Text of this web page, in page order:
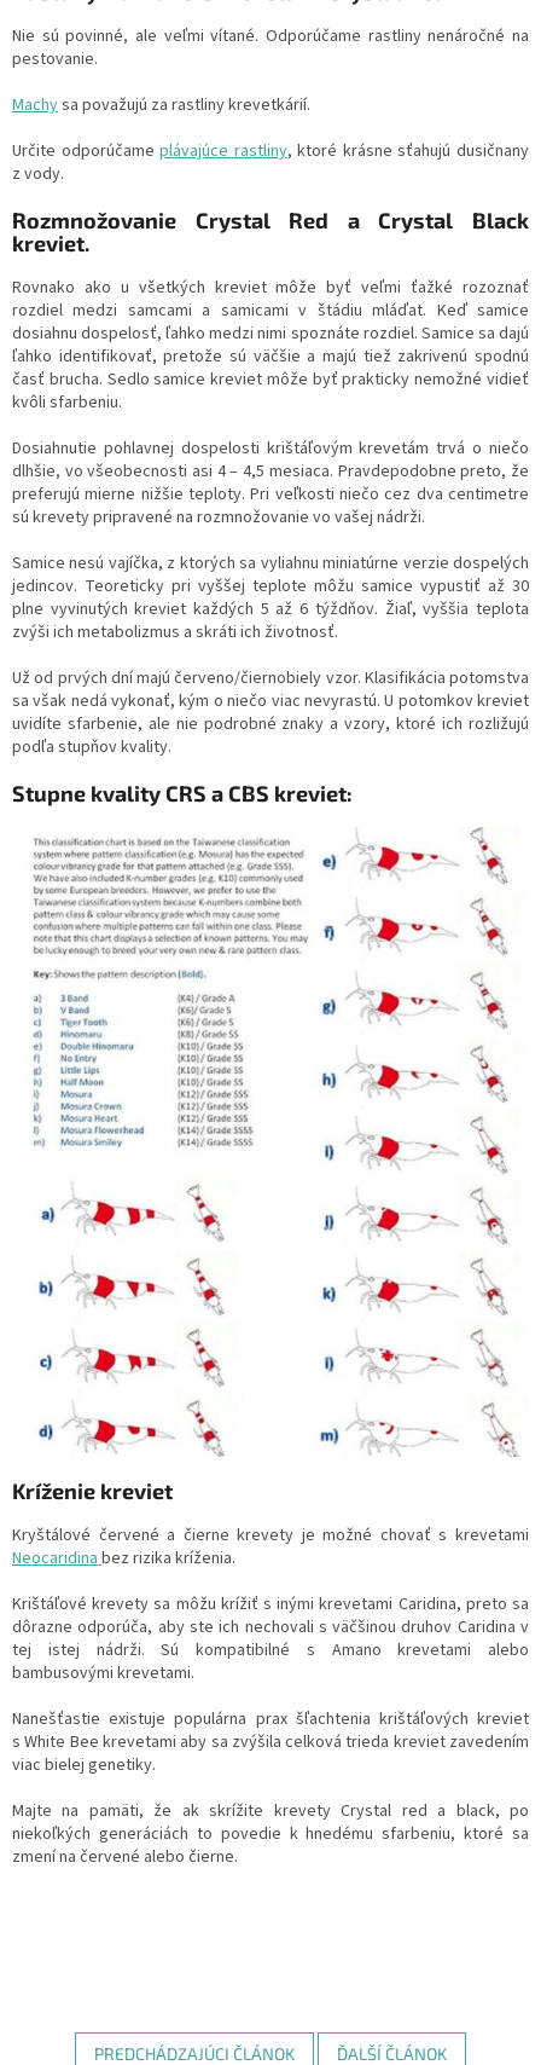
Nie sú povinné, ale veľmi vítané. Odporúčame rastliny nenáročné na
pestovanie.
Machysa považujú za rastliny krevetkárií.
Určite odporúčameplávajúce rastliny, ktoré krásne sťahujú dusičnany
z vody.
Rozmnožovanie Crystal Red a Crystal Black
kreviet.
Rovnako ako u všetkých kreviet môže byť veľmi ťažké rozoznať
rozdiel medzi samcami a samicami v štádiu mláďat. Keď samice
dosiahnu dospelosť, ľahko medzi nimi spoznáte rozdiel. Samice sa dajú
ľahko identifikovať, pretože sú väčšie a majú tiež zakrivenú spodnú
časť brucha. Sedlo samice kreviet môže byť prakticky nemožné vidieť
kvôli sfarbeniu.
Dosiahnutie pohlavnej dospelosti krištáľovým krevetám trvá o niečo
dlhšie, vo všeobecnosti asi 4 – 4,5 mesiaca. Pravdepodobne preto, že
preferujú mierne nižšie teploty. Pri veľkosti niečo cez dva centimetre
sú krevety pripravené na rozmnožovanie vo vašej nádrži.
Samice nesú vajíčka, z ktorých sa vyliahnu miniatúrne verzie dospelých
jedincov. Teoreticky pri vyššej teplote môžu samice vypustiť až 30
plne vyvinutých kreviet každých 5 až 6 týždňov. Žiaľ, vyššia teplota
zvýši ich metabolizmus a skráti ich životnosť.
Už od prvých dní majú červeno/čiernobiely vzor. Klasifikácia potomstva
sa však nedá vykonať, kým o niečo viac nevyrastú. U potomkov kreviet
uvidíte sfarbenie, ale nie podrobné znaky a vzory, ktoré ich rozližujú
podľa stupňov kvality.
Stupne kvality CRS a CBS kreviet:
Kríženie kreviet
Kryštálové červené a čierne krevety je možné chovať s krevetami
Neocaridina bez rizika kríženia.
Krištáľové krevety sa môžu krížiť s inými krevetami Caridina, preto sa
dôrazne odporúča, aby ste ich nechovali s väčšinou druhov Caridina v
tej istej nádrži. Sú kompatibilné s Amano krevetami alebo
bambusovými krevetami.
Nanešťastie existuje populárna prax šľachtenia krištáľových kreviet
s White Bee krevetami aby sa zvýšila celková trieda kreviet zavedením
viac bielej genetiky.
Majte na pamäti, že ak skrížite krevety Crystal red a black, po
niekoľkých generáciách to povedie k hnedému sfarbeniu, ktoré sa
zmení na červené alebo čierne.
PREDCHÁDZAJÚCI ČLÁNOK ĎALŠÍ ČLÁNOK